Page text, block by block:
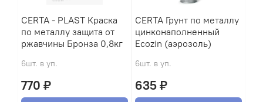
CERTA - PLAST Краска
по металлу защита от
ржавчины Бронза 0,8кг
6шт. в уп.
770 ₽
CERTA Грунт по металлу
цинконаполненный
Ecozin (аэрозоль)
6шт. в уп.
635 ₽